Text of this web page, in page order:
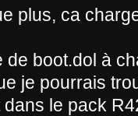
plus, ca
de boot.dol à
je pourrais
le pack